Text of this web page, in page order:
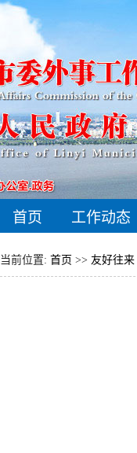
首页 工作动态
当前位置: 首页 >> 友好往来